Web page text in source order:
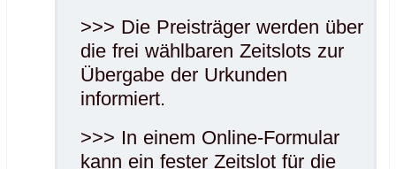
>>> Die Preisträger werden über
die frei wählbaren Zeitslots zur
Übergabe der Urkunden
informiert.
>>> In einem Online-Formular
kann ein fester Zeitslot für die